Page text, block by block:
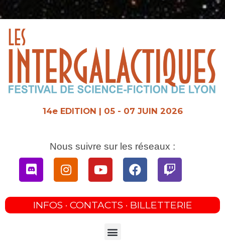
au
14e EDITION | 05 - 07 JUIN 2026
Nous suivre sur les réseaux :
DiscordInstagramYoutubeFacebookTwitch
INFOS · CONTACTS · BILLETTERIE
Menu